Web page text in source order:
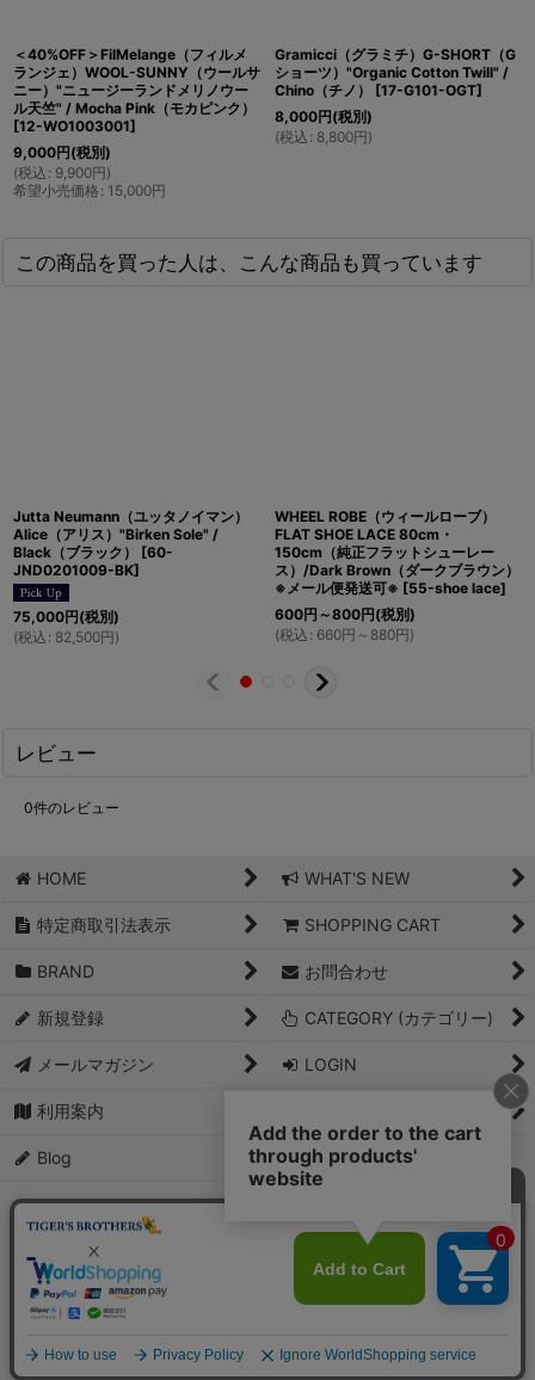
＜40%OFF＞FilMelange（フィルメ
ランジェ）WOOL-SUNNY（ウールサ
ニー）"ニュージーランドメリノウー
ル天竺" / Mocha Pink（モカピンク）
[12-WO1003001]
9,000円(税別)
(税込 : 9,900円)
希望小売価格 : 15,000円
Gramicci（グラミチ）G-SHORT（G
ショーツ）"Organic Cotton Twill" /
Chino（チノ）
[17-G101-OGT]
8,000円(税別)
(税込 : 8,800円)
この商品を買った人は、こんな商品も買っています
Jutta Neumann（ユッタノイマン）
Alice（アリス）"Birken Sole" /
Black（ブラック）
[60-
JND0201009-BK]
75,000円(税別)
(税込 : 82,500円)
WHEEL ROBE（ウィールローブ）
FLAT SHOE LACE 80cm・
150cm（純正フラットシューレー
ス）/Dark Brown（ダークブラウン）
※メール便発送可※ [55-shoe lace]
600円 ～800円(税別)
(税込 : 660円 ～880円)
レビュー
0件のレビュー
HOME WHAT'S NEW
特定商取引法表示 SHOPPING CART
BRAND お問合わせ
新規登録 CATEGORY (カテゴリー)
メールマガジン LOGIN
利用案内
Blog